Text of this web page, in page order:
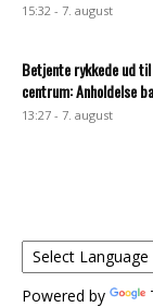
15:32 - 7. august
Betjente rykkede ud
centrum: Anholdelse
13:27 - 7. august
Powered by